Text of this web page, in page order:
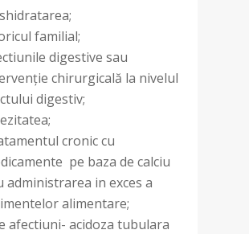
familial;
digestive sau
chirurgicală la nivelul
digestiv;
cronic cu
pe baza de calciu
administrarea in exces a
alimentare;
afectiuni- acidoza tubulara